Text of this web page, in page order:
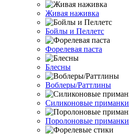
Живая наживка
Бойлы и Пеллетс
Форелевая паста
Блесны
Воблеры/Раттлины
Силиконовые приманки
Поролоновые приманки